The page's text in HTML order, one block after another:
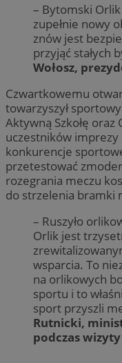
– Bytomski
zupełnie nowy
znów jest
przyjąć stałych
Wołosz,
Czwartkowemu
towarzyszył
Aktywną Szkołę
uczestników imprezy
konkurencje
przetestować
rozegrania meczu
do strzelenia bramki
– Ruszyło
Orlik jest
wsparcia. To
na orlikowych
sportu i to
sport przyszli
Rutnicki,
podczas